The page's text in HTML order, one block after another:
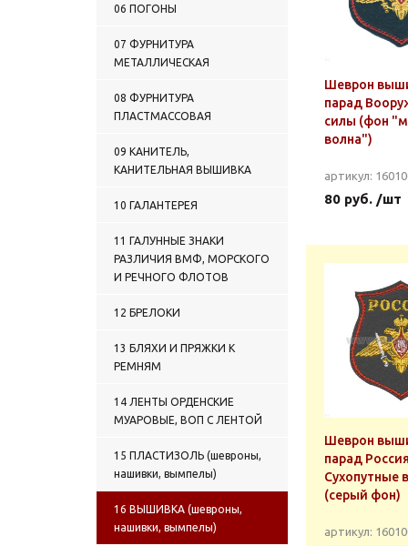
06 ПОГОНЫ
07 ФУРНИТУРА
МЕТАЛЛИЧЕСКАЯ
08 ФУРНИТУРА
ПЛАСТМАССОВАЯ
09 КАНИТЕЛЬ,
КАНИТЕЛЬНАЯ ВЫШИВКА
10 ГАЛАНТЕРЕЯ
11 ГАЛУННЫЕ ЗНАКИ
РАЗЛИЧИЯ ВМФ, МОРСКОГО
И РЕЧНОГО ФЛОТОВ
12 БРЕЛОКИ
13 БЛЯХИ И ПРЯЖКИ К
РЕМНЯМ
14 ЛЕНТЫ ОРДЕНСКИЕ
МУАРОВЫЕ, ВОП С ЛЕНТОЙ
15 ПЛАСТИЗОЛЬ (шевроны,
нашивки, вымпелы)
16 ВЫШИВКА (шевроны,
нашивки, вымпелы)
Шеврон
парад
силы (фон
волна")
артикул:
80 руб. /шт
Шеврон
парад Россия
Сухопутные
(серый фон)
артикул: